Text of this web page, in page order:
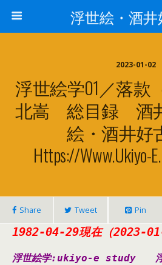
浮世絵・酒
2023-01-02
浮世絵学01／落款
北嵩 総目録 酒
絵・酒井好
Https://www.ukiyo-
Share Tweet Pin
1982-04-29現在（2023-
浮世絵学:ukiyo-e study